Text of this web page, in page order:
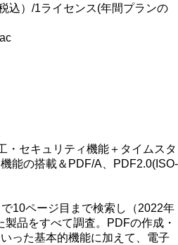
税込）/1ライセンス(年間プランの
セキュリティ機能＋タイムスタ
能の搭載＆PDF/A、PDF2.0(ISO-
10ページ目まで検索し（2022年
品をすべて調査。PDFの作成・
った基本的機能に加えて、電子